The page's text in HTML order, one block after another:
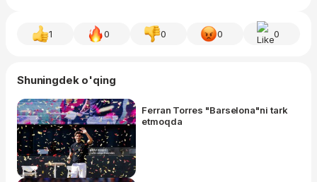
1 0 0 0 0
Shuningdek o'qing
Ferran Torres "Barselona"ni tark
etmoqda